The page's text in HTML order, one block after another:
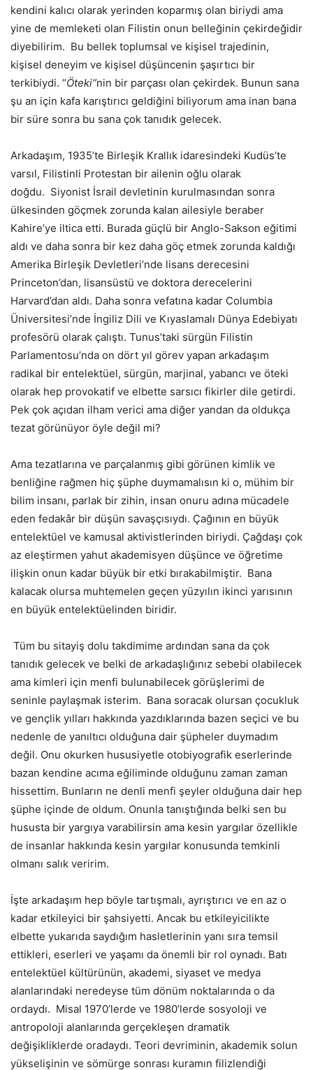
kendini kalıcı olarak yerinden koparmış olan biriydi ama
yine de memleketi olan Filistin onun belleğinin çekirdeğidir
diyebilirim. Bu bellek toplumsal ve kişisel trajedinin,
kişisel deneyim ve kişisel düşüncenin şaşırtıcı bir
terkibiydi. “Öteki“nin bir parçası olan çekirdek. Bunun sana
şu an için kafa karıştırıcı geldiğini biliyorum ama inan bana
bir süre sonra bu sana çok tanıdık gelecek.
Arkadaşım, 1935’te Birleşik Krallık idaresindeki Kudüs’te
varsıl, Filistinli Protestan bir ailenin oğlu olarak
doğdu. Siyonist İsrail devletinin kurulmasından sonra
ülkesinden göçmek zorunda kalan ailesiyle beraber
Kahire’ye iltica etti. Burada güçlü bir Anglo-Sakson eğitimi
aldı ve daha sonra bir kez daha göç etmek zorunda kaldığı
Amerika Birleşik Devletleri’nde lisans derecesini
Princeton’dan, lisansüstü ve doktora derecelerini
Harvard’dan aldı. Daha sonra vefatına kadar Columbia
Üniversitesi’nde İngiliz Dili ve Kıyaslamalı Dünya Edebiyatı
profesörü olarak çalıştı. Tunus’taki sürgün Filistin
Parlamentosu’nda on dört yıl görev yapan arkadaşım
radikal bir entelektüel, sürgün, marjinal, yabancı ve öteki
olarak hep provokatif ve elbette sarsıcı fikirler dile getirdi.
Pek çok açıdan ilham verici ama diğer yandan da oldukça
tezat görünüyor öyle değil mi?
Ama tezatlarına ve parçalanmış gibi görünen kimlik ve
benliğine rağmen hiç şüphe duymamalısın ki o, mühim bir
bilim insanı, parlak bir zihin, insan onuru adına mücadele
eden fedakâr bir düşün savaşçısıydı. Çağının en büyük
entelektüel ve kamusal aktivistlerinden biriydi. Çağdaşı çok
az eleştirmen yahut akademisyen düşünce ve öğretime
ilişkin onun kadar büyük bir etki bırakabilmiştir. Bana
kalacak olursa muhtemelen geçen yüzyılın ikinci yarısının
en büyük entelektüelinden biridir.
Tüm bu sitayiş dolu takdimime ardından sana da çok
tanıdık gelecek ve belki de arkadaşlığınız sebebi olabilecek
ama kimleri için menfi bulunabilecek görüşlerimi de
seninle paylaşmak isterim. Bana soracak olursan çocukluk
ve gençlik yılları hakkında yazdıklarında bazen seçici ve bu
nedenle de yanıltıcı olduğuna dair şüpheler duymadım
değil. Onu okurken hususiyetle otobiyografik eserlerinde
bazan kendine acıma eğiliminde olduğunu zaman zaman
hissettim. Bunların ne denli menfi şeyler olduğuna dair hep
şüphe içinde de oldum. Onunla tanıştığında belki sen bu
hususta bir yargıya varabilirsin ama kesin yargılar özellikle
de insanlar hakkında kesin yargılar konusunda temkinli
olmanı salık veririm.
İşte arkadaşım hep böyle tartışmalı, ayrıştırıcı ve en az o
kadar etkileyici bir şahsiyetti. Ancak bu etkileyicilikte
elbette yukarıda saydığım hasletlerinin yanı sıra temsil
ettikleri, eserleri ve yaşamı da önemli bir rol oynadı. Batı
entelektüel kültürünün, akademi, siyaset ve medya
alanlarındaki neredeyse tüm dönüm noktalarında o da
ordaydı. Misal 1970’lerde ve 1980’lerde sosyoloji ve
antropoloji alanlarında gerçekleşen dramatik
değişikliklerde oradaydı. Teori devriminin, akademik solun
yükselişinin ve sömürge sonrası kuramın filizlendiği